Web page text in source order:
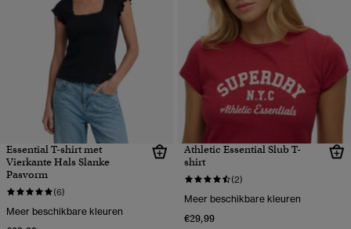
Essential T-shirt met
Vierkante Hals Slanke
Pasvorm
(6)
Meer beschikbare kleuren
Athletic Essential Slub T-
shirt
(2)
Meer beschikbare kleuren
€29,99